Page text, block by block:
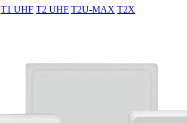
T1 UHF T2 UHF T2U-MAX T2X